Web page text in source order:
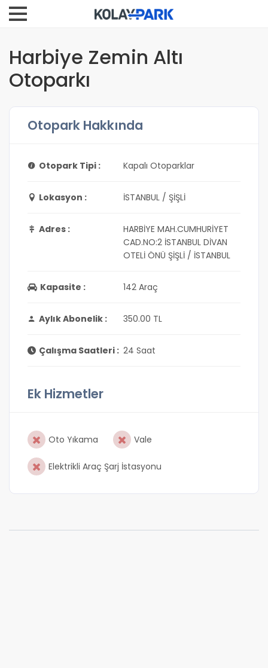
Harbiye Zemin Altı
Otoparkı
Otopark Hakkında
Otopark Tipi : Kapalı Otoparklar
Lokasyon : İSTANBUL / ŞİŞLİ
Adres :
HARBİYE MAH.CUMHURİYET
CAD.NO:2 İSTANBUL DİVAN
OTELİ ÖNÜ ŞİŞLİ / İSTANBUL
Kapasite : 142 Araç
Aylık Abonelik : 350.00 TL
Çalışma Saatleri : 24 Saat
Ek Hizmetler
Oto Yıkama Vale
Elektrikli Araç Şarj İstasyonu